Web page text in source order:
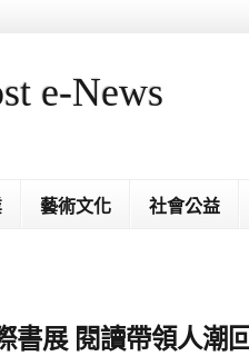
e-News
藝術文化 社會公益
書展 閱讀帶領人潮